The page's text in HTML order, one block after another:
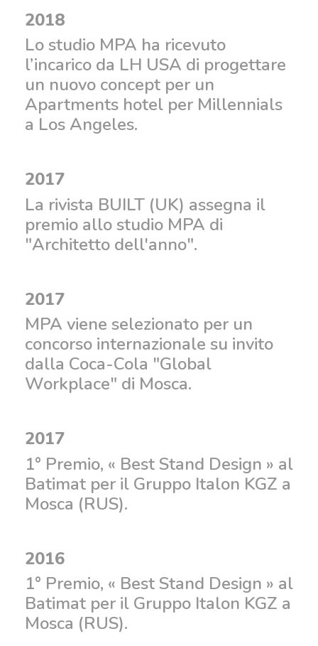
2018
Lo studio MPA ha ricevuto
l’incarico da LH USA di progettare
un nuovo concept per un
Apartments hotel per Millennials
a Los Angeles.
2017
La rivista BUILT (UK) assegna il
premio allo studio MPA di
"Architetto dell'anno".
2017
MPA viene selezionato per un
concorso internazionale su invito
dalla Coca-Cola "Global
Workplace" di Mosca.
2017
1° Premio, « Best Stand Design » al
Batimat per il Gruppo Italon KGZ a
Mosca (RUS).
2016
1° Premio, « Best Stand Design » al
Batimat per il Gruppo Italon KGZ a
Mosca (RUS).